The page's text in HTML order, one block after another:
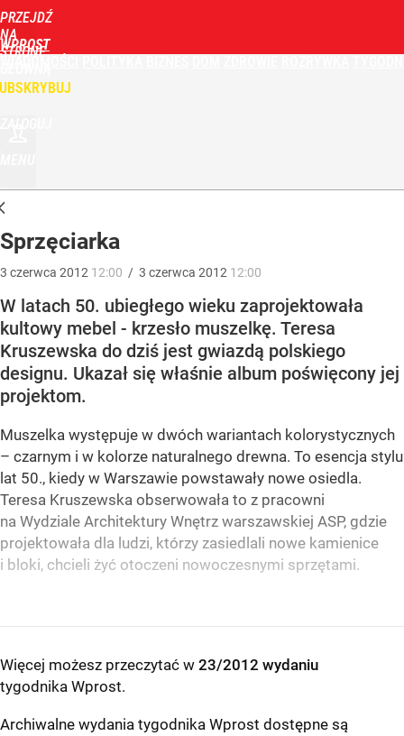
PRZEJDŹ
NA
STRONĘ
WPROST
Sprzęciarka
3 czerwca 2012 12:00 / 3 czerwca 2012 12:00
W latach 50. ubiegłego wieku zaprojektowała
kultowy mebel - krzesło muszelkę. Teresa
Kruszewska do dziś jest gwiazdą polskiego
designu. Ukazał się właśnie album poświęcony jej
projektom.
Muszelka występuje w dwóch wariantach kolorystycznych
– czarnym i w kolorze naturalnego drewna. To esencja stylu
lat 50., kiedy w Warszawie powstawały nowe osiedla.
Teresa Kruszewska obserwowała to z pracowni
na Wydziale Architektury Wnętrz warszawskiej ASP, gdzie
projektowała dla ludzi, którzy zasiedlali nowe kamienice
i bloki, chcieli żyć otoczeni nowoczesnymi sprzętami.
Więcej możesz przeczytać w 23/2012 wydaniu
tygodnika Wprost.
Archiwalne wydania tygodnika Wprost dostępne są